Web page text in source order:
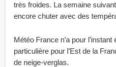
très froides. La semaine
encore chuter avec des
Météo France n’a pour
particulière pour l’Est de la
de neige-verglas.